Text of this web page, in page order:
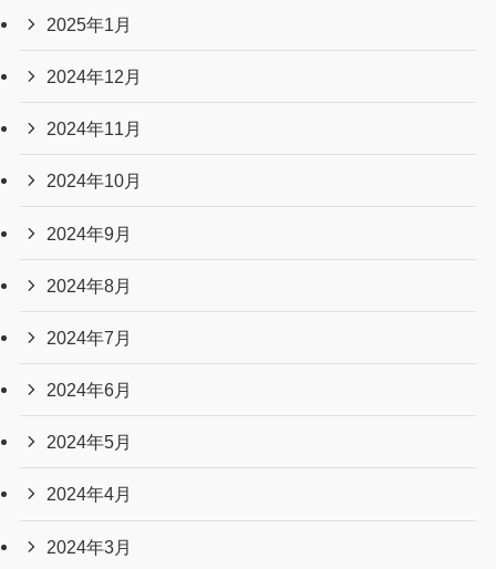
2025年1月
2024年12月
2024年11月
2024年10月
2024年9月
2024年8月
2024年7月
2024年6月
2024年5月
2024年4月
2024年3月